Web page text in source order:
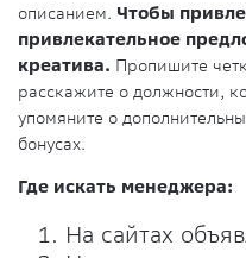
описанием. Чтобы
привлекательное
креатива. Пропишите
расскажите о должности,
упомяните о
бонусах.
Где искать менеджера:
На сайтах